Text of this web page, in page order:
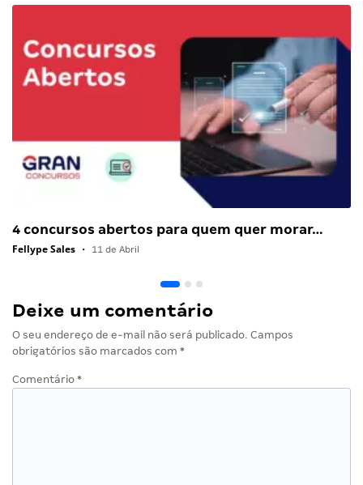
4 concursos abertos para quem quer morar…
Fellype Sales • 11 de Abril
Deixe um comentário
O seu endereço de e-mail não será publicado. Campos
obrigatórios são marcados com *
Comentário *